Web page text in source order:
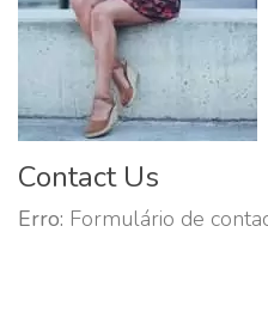
Contact Us
Erro: Formulário de